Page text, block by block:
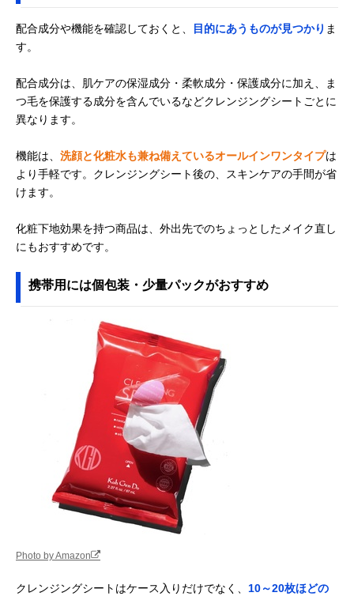
配合成分や機能を確認しておくと、 目的にあうものが見つかり ま
す。
配合成分は、肌ケアの保湿成分・柔軟成分・保護成分に加え、ま
つ毛を保護する成分を含んでいるなどクレンジングシートごとに
異なります。
機能は、 洗顔と化粧水も兼ね備えているオールインワンタイプは
より手軽です。クレンジングシート後の、スキンケアの手間が省
けます。
化粧下地効果を持つ商品は、外出先でのちょっとしたメイク直し
にもおすすめです。
携帯用には個包装・少量パックがおすすめ
Photo by Amazon
クレンジングシートはケース入りだけでなく、 10～20枚ほどの